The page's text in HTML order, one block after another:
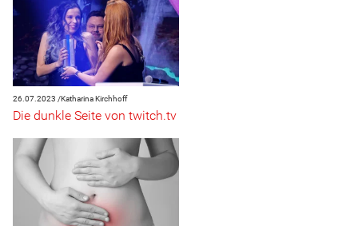
26.07.2023 /Katharina Kirchhoff
Die dunkle Seite von twitch.tv